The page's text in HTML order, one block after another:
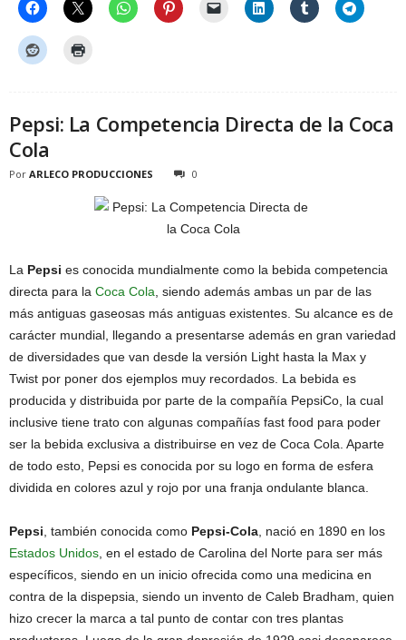
Pepsi: La Competencia Directa de la Coca
Cola
Por ARLECO PRODUCCIONES 0
La Pepsi es conocida mundialmente como la bebida competencia
directa para la Coca Cola , siendo además ambas un par de las
más antiguas gaseosas más antiguas existentes. Su alcance es de
carácter mundial, llegando a presentarse además en gran variedad
de diversidades que van desde la versión Light hasta la Max y
Twist por poner dos ejemplos muy recordados. La bebida es
producida y distribuida por parte de la compañía PepsiCo, la cual
inclusive tiene trato con algunas compañías fast food para poder
ser la bebida exclusiva a distribuirse en vez de Coca Cola. Aparte
de todo esto, Pepsi es conocida por su logo en forma de esfera
dividida en colores azul y rojo por una franja ondulante blanca.
Pepsi , también conocida como Pepsi-Cola , nació en 1890 en los
Estados Unidos , en el estado de Carolina del Norte para ser más
específicos, siendo en un inicio ofrecida como una medicina en
contra de la dispepsia, siendo un invento de Caleb Bradham, quien
hizo crecer la marca a tal punto de contar con tres plantas